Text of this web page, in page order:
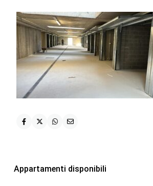
Appartamenti disponibili
Demalena Village, nuovo complesso
Marchesina 8 Trezzano sul Naviglio
iHome Real Estate
info@ihomeitalia.it